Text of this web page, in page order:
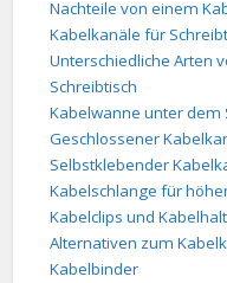
Nachteile von einem
Kabelkanäle für
Unterschiedliche Arten
Schreibtisch
Kabelwanne unter dem
Geschlossener
Selbstklebender
Kabelschlange für
Kabelclips und
Alternativen zum
Kabelbinder